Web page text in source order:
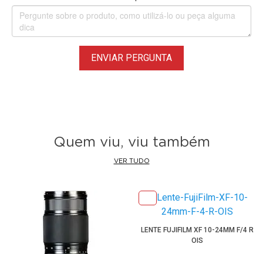
ENVIAR PERGUNTA
Quem viu, viu também
VER TUDO
LENTE FUJIFILM XF 10-24MM F/4 R
OIS